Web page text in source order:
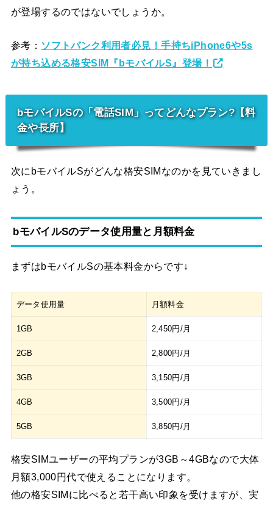
が登場するのではないでしょうか。
参考： ソフトバンク利用者必見！手持ちiPhone6や5s
が持ち込める格安SIM『bモバイルS』登場！
bモバイルSの「電話SIM」ってどんなプラン?【料
金や長所】
次にbモバイルSがどんな格安SIMなのかを見ていきまし
ょう。
bモバイルSのデータ使用量と月額料金
まずはbモバイルSの基本料金からです↓
データ使用量 月額料金
1GB 2,450円/月
2GB 2,800円/月
3GB 3,150円/月
4GB 3,500円/月
5GB 3,850円/月
格安SIMユーザーの平均プランが3GB～4GBなので大体
月額3,000円代で使えることになります。
他の格安SIMに比べると若干高い印象を受けますが、実